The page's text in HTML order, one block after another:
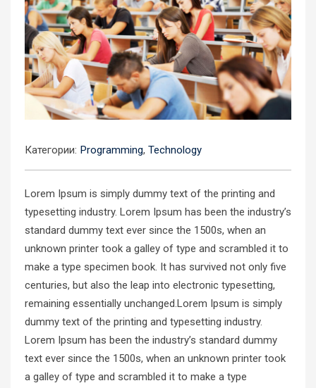
Категории: Programming, Technology
Lorem Ipsum is simply dummy text of the printing and
typesetting industry. Lorem Ipsum has been the industry’s
standard dummy text ever since the 1500s, when an
unknown printer took a galley of type and scrambled it to
make a type specimen book. It has survived not only five
centuries, but also the leap into electronic typesetting,
remaining essentially unchanged.Lorem Ipsum is simply
dummy text of the printing and typesetting industry.
Lorem Ipsum has been the industry’s standard dummy
text ever since the 1500s, when an unknown printer took
a galley of type and scrambled it to make a type